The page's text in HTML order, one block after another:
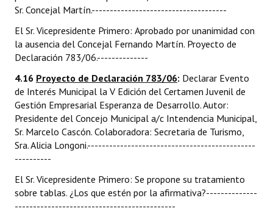
Sr. Concejal Martín.-------------------------------------
El Sr. Vicepresidente Primero: Aprobado por unanimidad con
la ausencia del Concejal Fernando Martín. Proyecto de
Declaración 783/06.--------------
4.16 Proyecto de Declaración 783/06: Declarar Evento
de Interés Municipal la V Edición del Certamen Juvenil de
Gestión Empresarial Esperanza de Desarrollo. Autor:
Presidente del Concejo Municipal a/c Intendencia Municipal,
Sr. Marcelo Cascón. Colaboradora: Secretaria de Turismo,
Sra. Alicia Longoni.----------------------------------------------
----------
El Sr. Vicepresidente Primero: Se propone su tratamiento
sobre tablas. ¿Los que estén por la afirmativa?--------------
--------------------------------------------